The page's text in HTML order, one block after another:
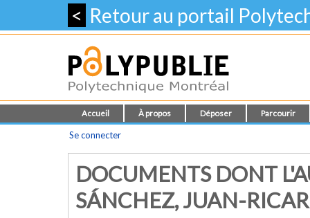
< Retour au portail
Accueil À propos Déposer Parcourir
Se connecter
DOCUMENTS DONT
SÁNCHEZ, JUAN-